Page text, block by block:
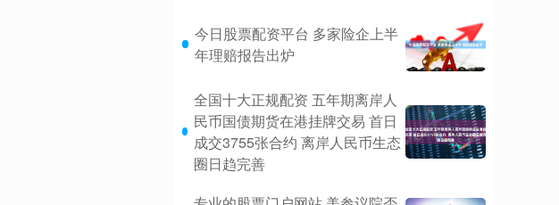
今日股票配资平台 多家险企上半
年理赔报告出炉
全国十大正规配资 五年期离岸人
民币国债期货在港挂牌交易 首日
成交3755张合约 离岸人民币生态
圈日趋完善